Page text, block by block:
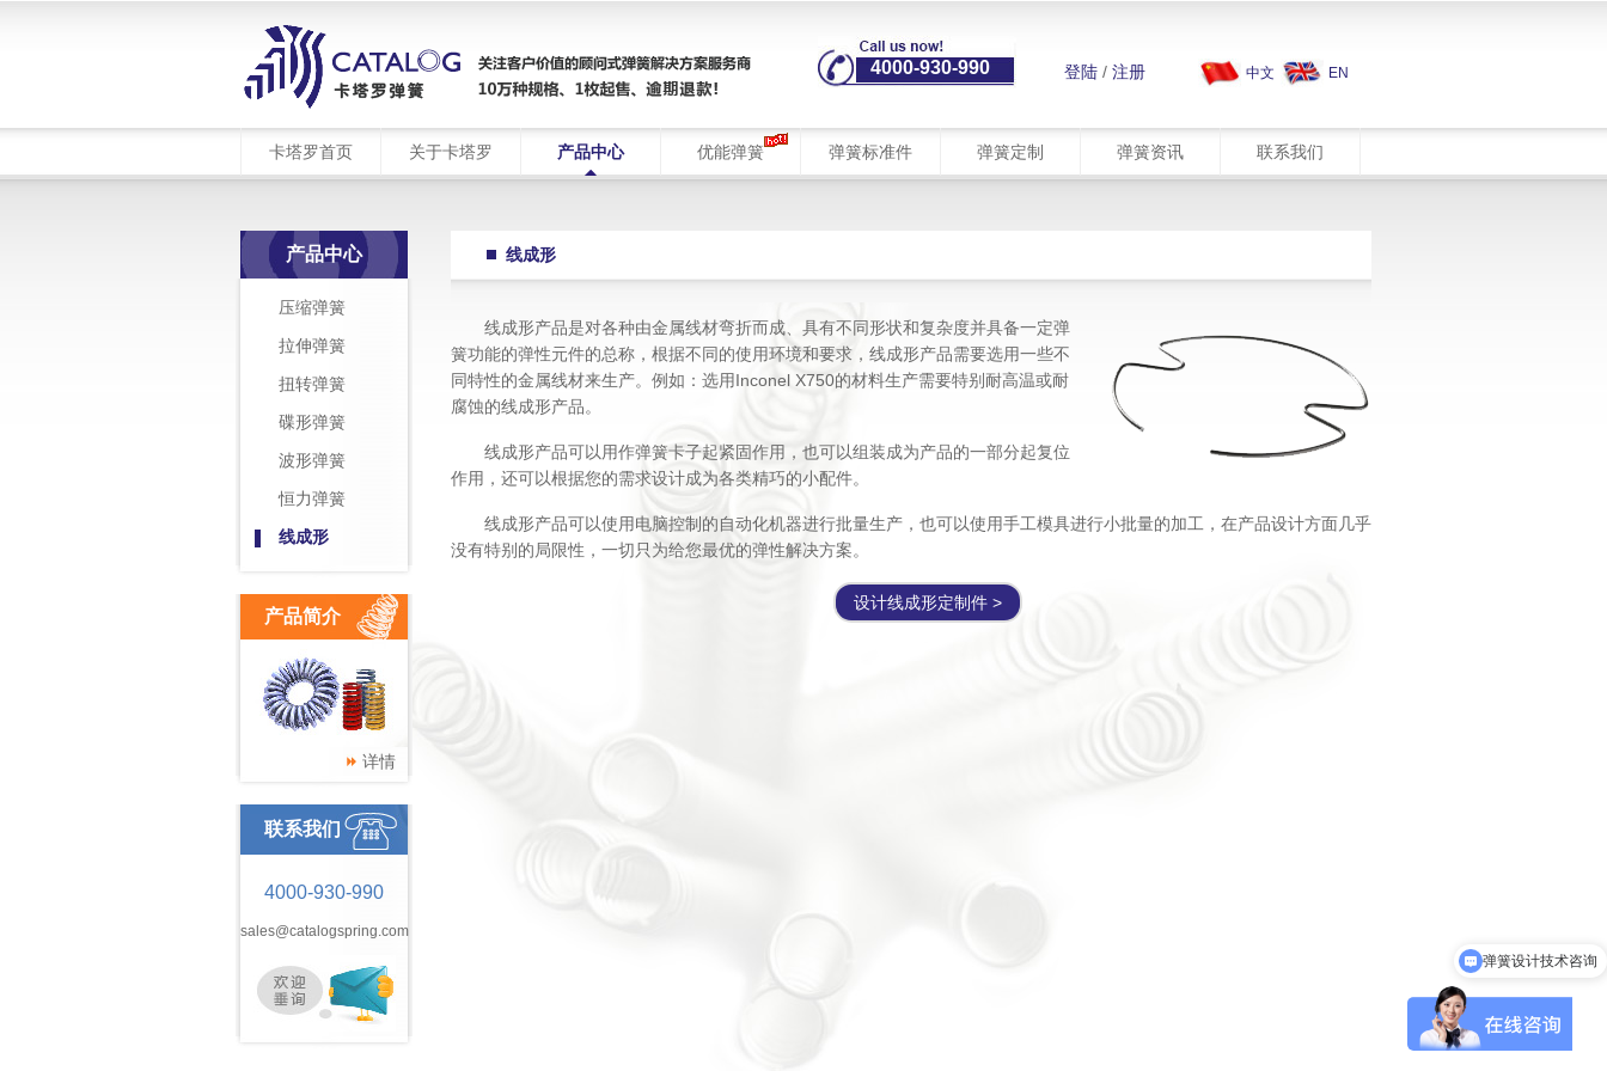
4000-930-990 登陆 / 注册 中文 EN
卡塔罗首页 关于卡塔罗 产品中心 优能弹簧 弹簧标准件 弹簧定制 弹簧资讯 联系我们
产品中心
压缩弹簧
拉伸弹簧
扭转弹簧
碟形弹簧
波形弹簧
恒力弹簧
线成形
产品简介
详情
联系我们
4000-930-990
sales@catalogspring.com
线成形
线成形产品是对各种由金属线材弯折而成、具有不同形状和复杂度并具备一定弹
簧功能的弹性元件的总称，根据不同的使用环境和要求，线成形产品需要选用一些不
同特性的金属线材来生产。例如：选用Inconel X750的材料生产需要特别耐高温或耐
腐蚀的线成形产品。
线成形产品可以用作弹簧卡子起紧固作用，也可以组装成为产品的一部分起复位
作用，还可以根据您的需求设计成为各类精巧的小配件。
线成形产品可以使用电脑控制的自动化机器进行批量生产，也可以使用手工模具进行小批量的加工，在产品设计方面几乎
没有特别的局限性，一切只为给您最优的弹性解决方案。
设计线成形定制件 >
弹簧设计技术咨询